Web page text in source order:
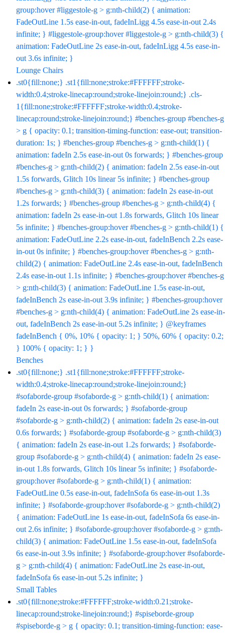
group:hover #liggestole-g > g:nth-child(2) { animation:
FadeOutLine 1.5s ease-in-out, fadeInLigg 4.5s ease-in-out 2.4s
infinite; } #liggestole-group:hover #liggestole-g > g:nth-child(3) {
animation: FadeOutLine 2s ease-in-out, fadeInLigg 4.5s ease-in-
out 3.6s infinite; }
Lounge Chairs
.st0{fill:none;} .st1{fill:none;stroke:#FFFFFF;stroke-
width:0.4;stroke-linecap:round;stroke-linejoin:round;} .cls-
1{fill:none;stroke:#FFFFFF;stroke-width:0.4;stroke-
linecap:round;stroke-linejoin:round;} #benches-group #benches-g
> g { opacity: 0.1; transition-timing-function: ease-out; transition-
duration: 1s; } #benches-group #benches-g > g:nth-child(1) {
animation: fadeIn 2.5s ease-in-out 0s forwards; } #benches-group
#benches-g > g:nth-child(2) { animation: fadeIn 2.5s ease-in-out
1.5s forwards, Glitch 10s linear 5s infinite; } #benches-group
#benches-g > g:nth-child(3) { animation: fadeIn 2s ease-in-out
1.2s forwards; } #benches-group #benches-g > g:nth-child(4) {
animation: fadeIn 2s ease-in-out 1.8s forwards, Glitch 10s linear
5s infinite; } #benches-group:hover #benches-g > g:nth-child(1) {
animation: FadeOutLine 2.2s ease-in-out, fadeInBench 2.2s ease-
in-out 0s infinite; } #benches-group:hover #benches-g > g:nth-
child(2) { animation: FadeOutLine 2.4s ease-in-out, fadeInBench
2.4s ease-in-out 1.1s infinite; } #benches-group:hover #benches-g
> g:nth-child(3) { animation: FadeOutLine 1.5s ease-in-out,
fadeInBench 2s ease-in-out 3.9s infinite; } #benches-group:hover
#benches-g > g:nth-child(4) { animation: FadeOutLine 2s ease-in-
out, fadeInBench 2s ease-in-out 5.2s infinite; } @keyframes
fadeInBench { 0%, 10% { opacity: 1; } 50%, 60% { opacity: 0.2;
} 100% { opacity: 1; } }
Benches
.st0{fill:none;} .st1{fill:none;stroke:#FFFFFF;stroke-
width:0.4;stroke-linecap:round;stroke-linejoin:round;}
#sofaborde-group #sofaborde-g > g:nth-child(1) { animation:
fadeIn 2s ease-in-out 0s forwards; } #sofaborde-group
#sofaborde-g > g:nth-child(2) { animation: fadeIn 2s ease-in-out
0.6s forwards; } #sofaborde-group #sofaborde-g > g:nth-child(3)
{ animation: fadeIn 2s ease-in-out 1.2s forwards; } #sofaborde-
group #sofaborde-g > g:nth-child(4) { animation: fadeIn 2s ease-
in-out 1.8s forwards, Glitch 10s linear 5s infinite; } #sofaborde-
group:hover #sofaborde-g > g:nth-child(1) { animation:
FadeOutLine 0.5s ease-in-out, fadeInSofa 6s ease-in-out 1.3s
infinite; } #sofaborde-group:hover #sofaborde-g > g:nth-child(2)
{ animation: FadeOutLine 1s ease-in-out, fadeInSofa 6s ease-in-
out 2.6s infinite; } #sofaborde-group:hover #sofaborde-g > g:nth-
child(3) { animation: FadeOutLine 1.5s ease-in-out, fadeInSofa
6s ease-in-out 3.9s infinite; } #sofaborde-group:hover #sofaborde-
g > g:nth-child(4) { animation: FadeOutLine 2s ease-in-out,
fadeInSofa 6s ease-in-out 5.2s infinite; }
Small Tables
.st0{fill:none;stroke:#FFFFFF;stroke-width:0.21;stroke-
linecap:round;stroke-linejoin:round;} #spiseborde-group
#spiseborde-g > g { opacity: 0.1; transition-timing-function: ease-